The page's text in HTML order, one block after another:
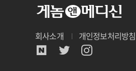
회사소개 개인정보처리방침